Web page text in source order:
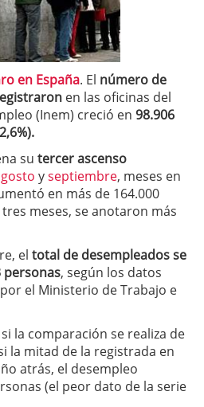
en España. El número de
en las oficinas del
(Inem) creció en 98.906
su tercer ascenso
yseptiembre, meses en
en más de 164.000
meses, se anotaron más
el total de desempleados se
personas, según los datos
el Ministerio de Trabajo e
la comparación se realiza de
la mitad de la registrada en
atrás, el desempleo
(el peor dato de la serie